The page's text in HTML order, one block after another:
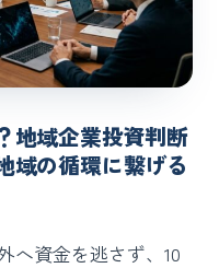
地域企業投資判断
域の循環に繋げる
へ資金を逃さず、10